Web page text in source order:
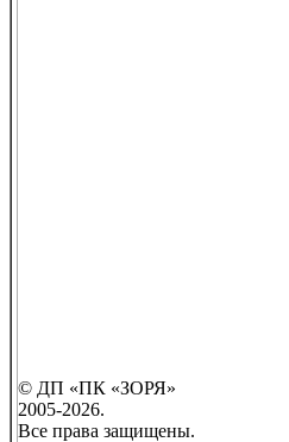
© ДП «ПК «ЗОРЯ»
2005-2026.
Все права защищены.